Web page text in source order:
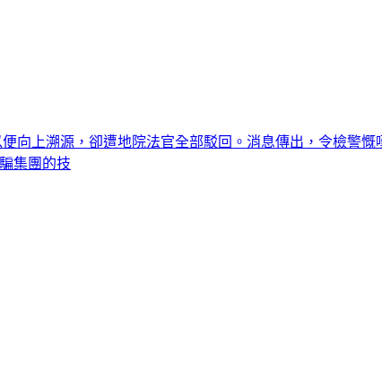
向上溯源，卻遭地院法官全部駁回。消息傳出，令檢警
集團的技